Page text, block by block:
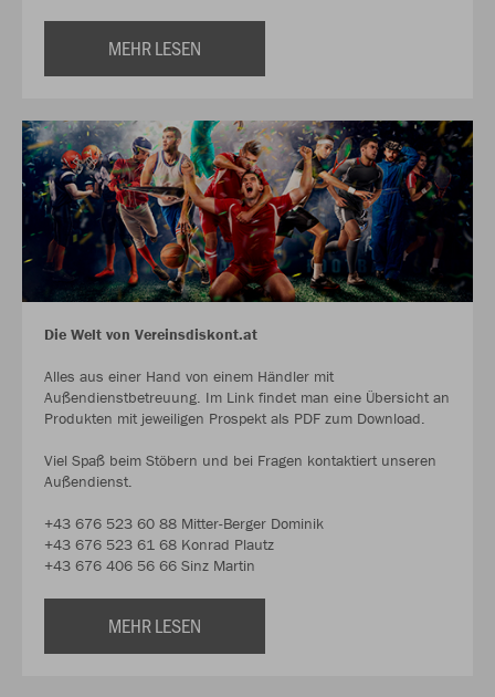
MEHR LESEN
Die Welt von Vereinsdiskont.at
Alles aus einer Hand von einem Händler mit
Außendienstbetreuung. Im Link findet man eine Übersicht an
Produkten mit jeweiligen Prospekt als PDF zum Download.
Viel Spaß beim Stöbern und bei Fragen kontaktiert unseren
Außendienst.
+43 676 523 60 88 Mitter-Berger Dominik
+43 676 523 61 68 Konrad Plautz
+43 676 406 56 66 Sinz Martin
MEHR LESEN